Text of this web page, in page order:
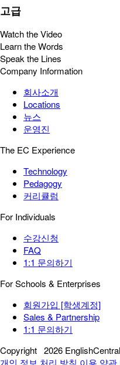
고급
Watch the Video
Learn the Words
Speak the Lines
Company Information
회사소개
Locations
뉴스
운영진
The EC Experience
Technology
Pedagogy
커리큘럼
For Individuals
수강신청
FAQ
1:1 문의하기
For Schools & Enterprises
회원가입 [학생계정]
Sales & Partnership
1:1 문의하기
Copyright 2026